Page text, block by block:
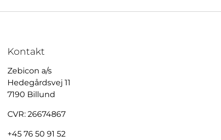
Kontakt
Zebicon a/s
Hedegårdsvej 11
7190 Billund
CVR: 26674867
+45 76 50 91 52